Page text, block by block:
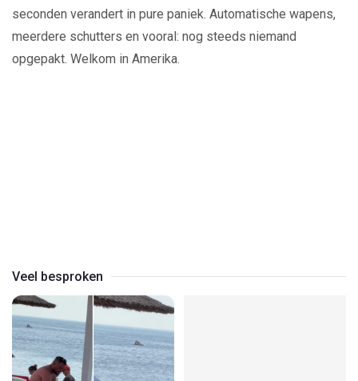
seconden verandert in pure paniek. Automatische wapens,
meerdere schutters en vooral: nog steeds niemand
opgepakt. Welkom in Amerika.
Veel besproken